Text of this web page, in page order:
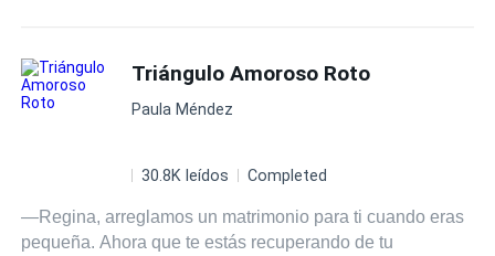
Triángulo Amoroso Roto
Paula Méndez
30.8K leídos Completed
—Regina, arreglamos un matrimonio para ti cuando eras
pequeña. Ahora que te estás recuperando de tu